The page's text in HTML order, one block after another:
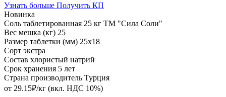
Узнать больше Получить КП
Новинка
Соль таблетированная 25 кг ТМ "Сила Соли"
Вес мешка (кг) 25
Размер таблетки (мм) 25х18
Сорт экстра
Состав хлористый натрий
Срок хранения 5 лет
Страна производитель Турция
от 29.15₽/кг (вкл. НДС 10%)